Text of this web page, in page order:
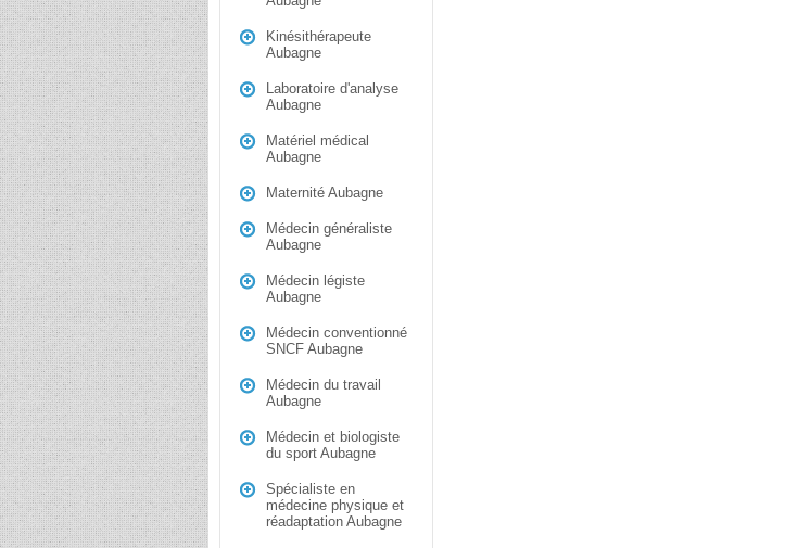
Kinésithérapeute
Aubagne
Laboratoire d'analyse
Aubagne
Matériel médical
Aubagne
Maternité Aubagne
Médecin généraliste
Aubagne
Médecin légiste
Aubagne
Médecin conventionné
SNCF Aubagne
Médecin du travail
Aubagne
Médecin et biologiste
du sport Aubagne
Spécialiste en
médecine physique et
réadaptation Aubagne